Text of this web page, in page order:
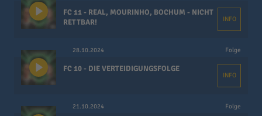
FC 11 - REAL, MOURINHO, BOCHUM - NICHT
RETTBAR!
INFO
28.10.2024 Folge
FC 10 - DIE VERTEIDIGUNGSFOLGE
INFO
21.10.2024 Folge